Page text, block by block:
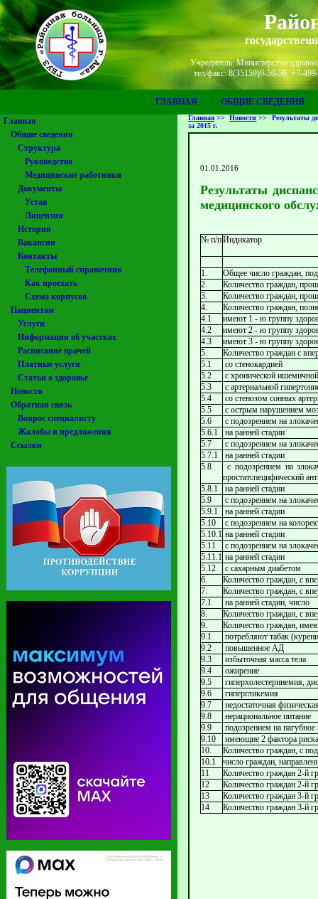
Учредитель: Министерство
тел/факс: 8(35159)9-50-59, +7-
ГЛАВНАЯ
ОБЩИЕ СВЕДЕНИЯ
Главная
Общие сведения
Структура
Руководство
Медицинские работники
Документы
Устав
Лицензии
История
Вакансии
Контакты
Телефонный справочник
Как проехать
Схема корпусов
Пациентам
Услуги
Информация об участках
Расписание врачей
Платные услуги
Статьи о здоровье
Новости
Обратная связь
Вопрос специалисту
Жалобы и предложения
Ссылки
Главная >>Новости >> Результаты
за 2015 г.
01.01.2016
Результаты
медицинского
№ п/пИндикатор
1.
Общее число граждан,
2.
Количество граждан,
3.
Количество граждан,
4.
Количество граждан,
4.1
имеют 1 - ю группу
4.2
имеют 2 - ю группу
4.3
имеют 3 - ю группу
5.
Количество граждан с
5.1
со стенокардией
5.2
с хронической
5.3
с артериальной
5.4
со стенозом сонных
5.5
с острым нарушением
5.6
с подозрением на
5.6.1
на ранней стадии
5.7
с подозрением на
5.7.1
на ранней стадии
5.8
с подозрением на
простатспецифический
5.8.1
на ранней стадии
5.9
с подозрением на
5.9.1
на ранней стадии
5.10
с подозрением на
5.10.1 на ранней стадии
5.11
с подозрением на
5.11.1 на ранней стадии
5.12
с сахарным диабетом
6.
Количество граждан, с
7.
Количество граждан, с
7.1
на ранней стадии, число
8.
Количество граждан, с
9.
Количество граждан,
9.1
потребляют табак
9.2
повышенное АД
9.3
избыточная масса тела
9.4
ожирение
9.5
гиперхолестеринемия,
9.6
гипергликемия
9.7
недостаточная
9.8
нерациональное питание
9.9
подозрением на пагубное
9.10
имеющие 2 фактора
10.
Количество граждан, с
10.1
число граждан,
11
Количество граждан 2-й
12
Количество граждан 2-й
13
Количество граждан 3-й
14
Количество граждан 3-й